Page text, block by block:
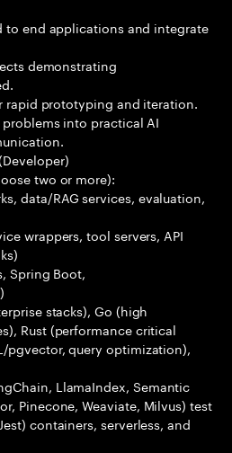
to end applications and integrate
demonstrating
rapid prototyping and iteration.
into practical AI
two or more):
data/RAG services, evaluation,
wrappers, tool servers, API
Spring Boot,
stacks), Go (high
Rust (performance critical
pgvector, query optimization),
LlamaIndex, Semantic
Pinecone, Weaviate, Milvus) test
containers, serverless, and